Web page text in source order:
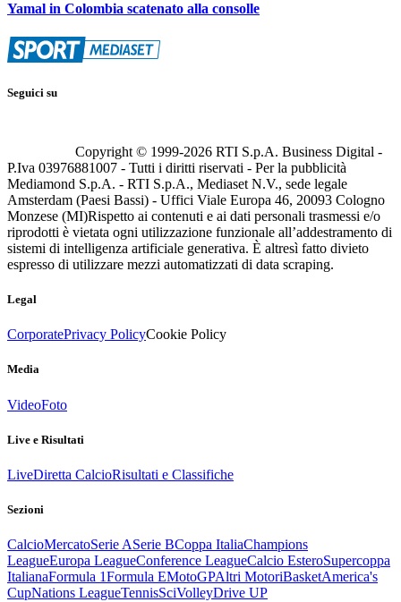
Yamal in Colombia scatenato alla consolle
Seguici su
Copyright © 1999-2026 RTI S.p.A. Business Digital -
P.Iva 03976881007 - Tutti i diritti riservati - Per la pubblicità
Mediamond S.p.A. - RTI S.p.A., Mediaset N.V., sede legale
Amsterdam (Paesi Bassi) - Uffici Viale Europa 46, 20093 Cologno
Monzese (MI)Rispetto ai contenuti e ai dati personali trasmessi e/o
riprodotti è vietata ogni utilizzazione funzionale all’addestramento di
sistemi di intelligenza artificiale generativa. È altresì fatto divieto
espresso di utilizzare mezzi automatizzati di data scraping.
Legal
CorporatePrivacy PolicyCookie Policy
Media
VideoFoto
Live e Risultati
LiveDiretta CalcioRisultati e Classifiche
Sezioni
CalcioMercatoSerie ASerie BCoppa ItaliaChampions
LeagueEuropa LeagueConference LeagueCalcio EsteroSupercoppa
ItalianaFormula 1Formula EMotoGPAltri MotoriBasketAmerica's
CupNations LeagueTennisSciVolleyDrive UP